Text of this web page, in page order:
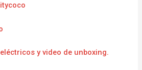
y video de unboxing.